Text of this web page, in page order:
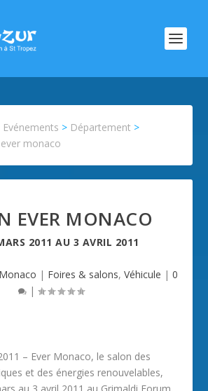
Evénements > Département >
monaco
EVER MONACO
2011 AU 3 AVRIL 2011
Monaco | Foires & salons, Véhicule | 0
|
– Ever Monaco, le salon des
et des énergies renouvelables,